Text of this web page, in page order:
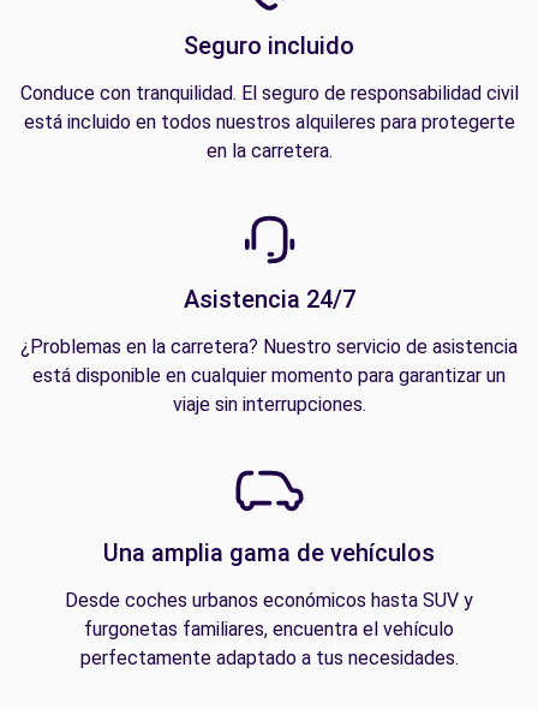
Seguro incluido
Conduce con tranquilidad. El seguro de responsabilidad civil
está incluido en todos nuestros alquileres para protegerte
en la carretera.
Asistencia 24/7
¿Problemas en la carretera? Nuestro servicio de asistencia
está disponible en cualquier momento para garantizar un
viaje sin interrupciones.
Una amplia gama de vehículos
Desde coches urbanos económicos hasta SUV y
furgonetas familiares, encuentra el vehículo
perfectamente adaptado a tus necesidades.